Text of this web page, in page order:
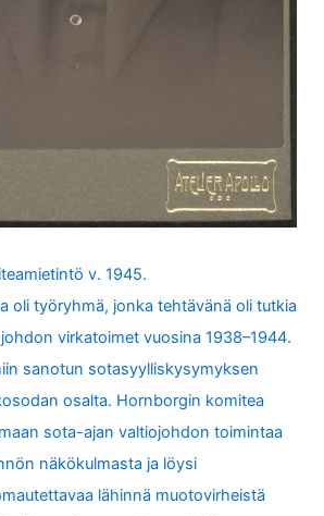
v. 1945.
oli työryhmä, jonka tehtävänä oli tutkia
virkatoimet vuosina 1938–1944.
sanotun sotasyylliskysymyksen
osalta. Hornborgin komitea
sota-ajan valtiojohdon toimintaa
näkökulmasta ja löysi
lähinnä muotovirheistä